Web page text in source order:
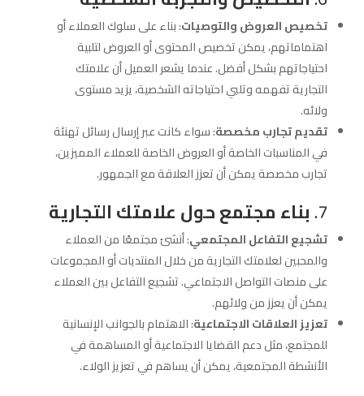
تخصيص العروض والتوصيات: بناء على سلوك العملاء أو
اهتماماتهم، يمكن تخصيص المحتوى أو العروض لتلبية
احتياجاتهم بشكل أفضل. عندما يشعر العميل أن علامتك
التجارية تفهمه وتلبي احتياجاته الشخصية، يزيد مستوى
ولائه.
تقديم تجارب مخصصة: سواء كانت عبر إرسال رسائل تهنئة
في المناسبات الخاصة أو العروض الخاصة للعملاء المميزين،
تجارب مخصصة يمكن أن تعزز العلاقة مع الجمهور.
7. بناء مجتمع حول علامتك التجارية
تشجيع التفاعل المجتمعي: أنشئ مجتمعًا من العملاء
والمحبين لعلامتك التجارية من خلال المنتديات أو المجموعات
على منصات التواصل الاجتماعي. تشجيع التفاعل بين العملاء
يمكن أن يعزز من ولائهم.
تعزيز العلاقات الاجتماعية: الاهتمام بالجوانب الإنسانية
للمجتمع، مثل دعم القضايا الاجتماعية أو المساهمة في
الأنشطة المجتمعية، يمكن أن يساهم في تعزيز الولاء.